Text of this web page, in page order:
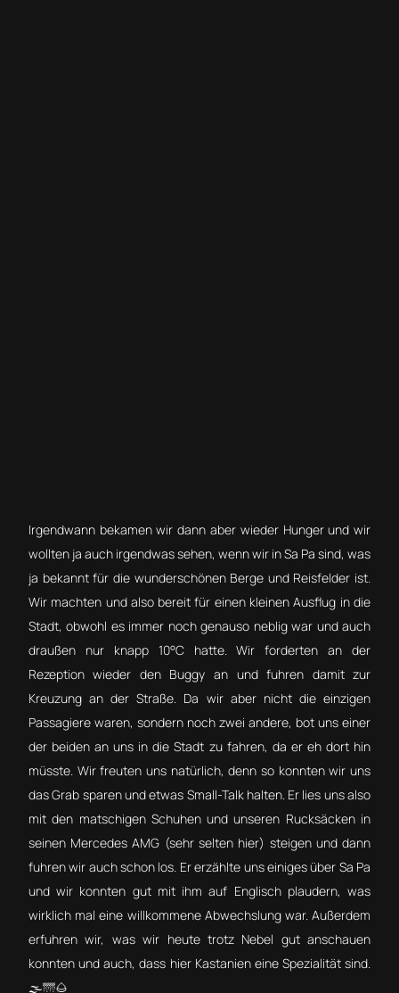
Irgendwann bekamen wir dann aber wieder Hunger und wir
wollten ja auch irgendwas sehen, wenn wir in Sa Pa sind, was
ja bekannt für die wunderschönen Berge und Reisfelder ist.
Wir machten und also bereit für einen kleinen Ausflug in die
Stadt, obwohl es immer noch genauso neblig war und auch
draußen nur knapp 10°C hatte. Wir forderten an der
Rezeption wieder den Buggy an und fuhren damit zur
Kreuzung an der Straße. Da wir aber nicht die einzigen
Passagiere waren, sondern noch zwei andere, bot uns einer
der beiden an uns in die Stadt zu fahren, da er eh dort hin
müsste. Wir freuten uns natürlich, denn so konnten wir uns
das Grab sparen und etwas Small-Talk halten. Er lies uns also
mit den matschigen Schuhen und unseren Rucksäcken in
seinen Mercedes AMG (sehr selten hier) steigen und dann
fuhren wir auch schon los. Er erzählte uns einiges über Sa Pa
und wir konnten gut mit ihm auf Englisch plaudern, was
wirklich mal eine willkommene Abwechslung war. Außerdem
erfuhren wir, was wir heute trotz Nebel gut anschauen
konnten und auch, dass hier Kastanien eine Spezialität sind.
🌫️🌁🌰